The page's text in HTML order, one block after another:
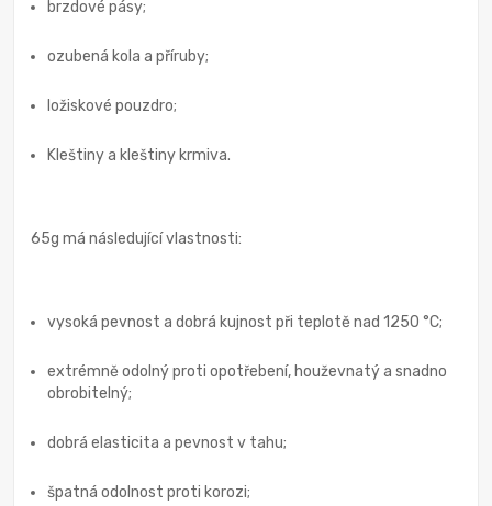
brzdové pásy;
ozubená kola a příruby;
ložiskové pouzdro;
Kleštiny a kleštiny krmiva.
65g má následující vlastnosti:
vysoká pevnost a dobrá kujnost při teplotě nad 1250 °C;
extrémně odolný proti opotřebení, houževnatý a snadno
obrobitelný;
dobrá elasticita a pevnost v tahu;
špatná odolnost proti korozi;